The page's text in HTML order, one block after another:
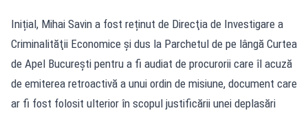
Inițial, Mihai Savin a fost reținut de Direcţia de Investigare a
Criminalităţii Economice și dus la Parchetul de pe lângă Curtea
de Apel București pentru a fi audiat de procurorii care îl acuză
de emiterea retroactivă a unui ordin de misiune, document care
ar fi fost folosit ulterior în scopul justificării unei deplasări